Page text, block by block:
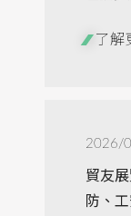
了解
2026/
貿友
防、